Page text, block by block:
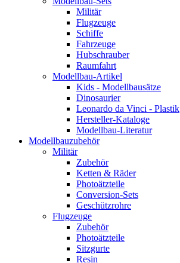
Militär
Flugzeuge
Schiffe
Fahrzeuge
Hubschrauber
Raumfahrt
Modellbau-Artikel
Kids - Modellbausätze
Dinosaurier
Leonardo da Vinci - Plastik
Hersteller-Kataloge
Modellbau-Literatur
Modellbauzubehör
Militär
Zubehör
Ketten & Räder
Photoätzteile
Conversion-Sets
Geschützrohre
Flugzeuge
Zubehör
Photoätzteile
Sitzgurte
Resin